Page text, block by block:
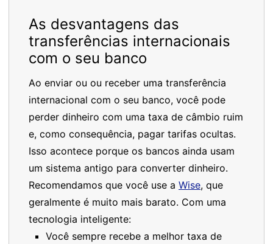
As desvantagens das
transferências internacionais
com o seu banco
Ao enviar ou ou receber uma transferência
internacional com o seu banco, você pode
perder dinheiro com uma taxa de câmbio ruim
e, como consequência, pagar tarifas ocultas.
Isso acontece porque os bancos ainda usam
um sistema antigo para converter dinheiro.
Recomendamos que você use a Wise, que
geralmente é muito mais barato. Com uma
tecnologia inteligente:
Você sempre recebe a melhor taxa de